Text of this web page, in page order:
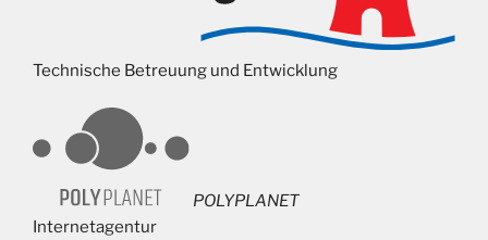
Technische Betreuung und Entwicklung
POLYPLANET
Internetagentur